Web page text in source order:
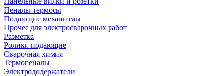
Пеналы-термосы
Подающие механизмы
Прочее для электросварочных работ
Разметка
Ролики подающие
Сварочная химия
Термопеналы
Электрододержатели